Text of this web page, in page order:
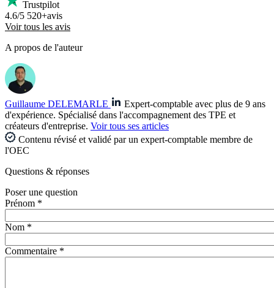
Trustpilot
4.6/5 520+avis
Voir tous les avis
A propos de l'auteur
Guillaume DELEMARLE
Expert-comptable avec plus de 9 ans
d'expérience. Spécialisé dans l'accompagnement des TPE et
créateurs d'entreprise. Voir tous ses articles
Contenu révisé et validé par un expert-comptable membre de
l'OEC
Questions & réponses
Poser une question
Prénom *
Nom *
Commentaire *